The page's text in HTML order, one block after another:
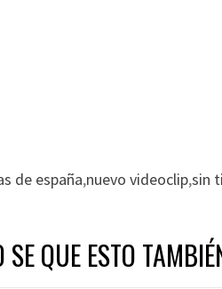
de españa,nuevo videoclip,sin ti
SE QUE ESTO